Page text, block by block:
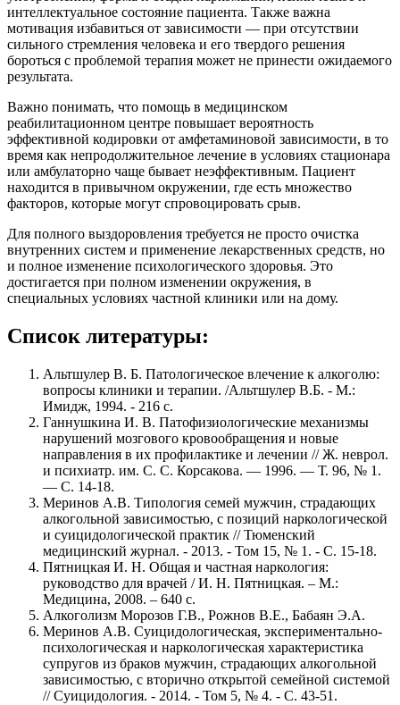
интеллектуальное состояние пациента. Также важна
мотивация избавиться от зависимости — при отсутствии
сильного стремления человека и его твердого решения
бороться с проблемой терапия может не принести ожидаемого
результата.
Важно понимать, что помощь в медицинском
реабилитационном центре повышает вероятность
эффективной кодировки от амфетаминовой зависимости, в то
время как непродолжительное лечение в условиях стационара
или амбулаторно чаще бывает неэффективным. Пациент
находится в привычном окружении, где есть множество
факторов, которые могут спровоцировать срыв.
Для полного выздоровления требуется не просто очистка
внутренних систем и применение лекарственных средств, но
и полное изменение психологического здоровья. Это
достигается при полном изменении окружения, в
специальных условиях частной клиники или на дому.
Список литературы:
Альтшулер В. Б. Патологическое влечение к алкоголю:
вопросы клиники и терапии. /Альтшулер В.Б. - М.:
Имидж, 1994. - 216 с.
Ганнушкина И. В. Патофизиологические механизмы
нарушений мозгового кровообращения и новые
направления в их профилактике и лечении // Ж. неврол.
и психиатр. им. С. С. Корсакова. — 1996. — Т. 96, № 1.
— С. 14-18.
Меринов А.В. Типология семей мужчин, страдающих
алкогольной зависимостью, с позиций наркологической
и суицидологической практик // Тюменский
медицинский журнал. - 2013. - Том 15, № 1. - С. 15-18.
Пятницкая И. Н. Общая и частная наркология:
руководство для врачей / И. Н. Пятницкая. – М.:
Медицина, 2008. – 640 с.
Алкоголизм Морозов Г.В., Рожнов В.Е., Бабаян Э.А.
Меринов А.В. Суицидологическая, экспериментально-
психологическая и наркологическая характеристика
супругов из браков мужчин, страдающих алкогольной
зависимостью, с вторично открытой семейной системой
// Суицидология. - 2014. - Том 5, № 4. - С. 43-51.